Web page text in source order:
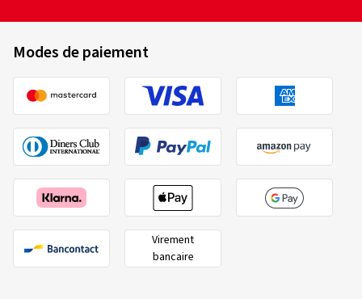
Modes de paiement
Virement
bancaire